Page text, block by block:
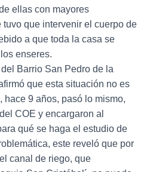
ellas con mayores
que intervenir el cuerpo de
a que toda la casa se
enseres.
Barrio San Pedro de la
que esta situación no es
hace 9 años, pasó lo mismo,
COE y encargaron al
qué se haga el estudio de
este reveló que por
canal de riego, que